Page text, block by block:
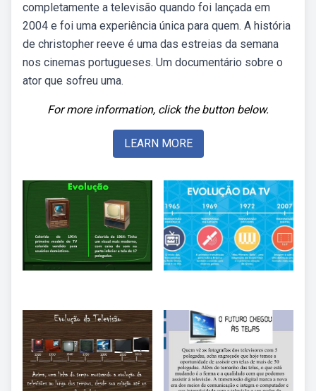
completamente a televisão quando foi lançada em
2004 e foi uma experiência única para quem. A história
de christopher reeve é uma das estreias da semana
nos cinemas portugueses. Um documentário sobre o
ator que sofreu uma.
For more information, click the button below.
LEARN MORE